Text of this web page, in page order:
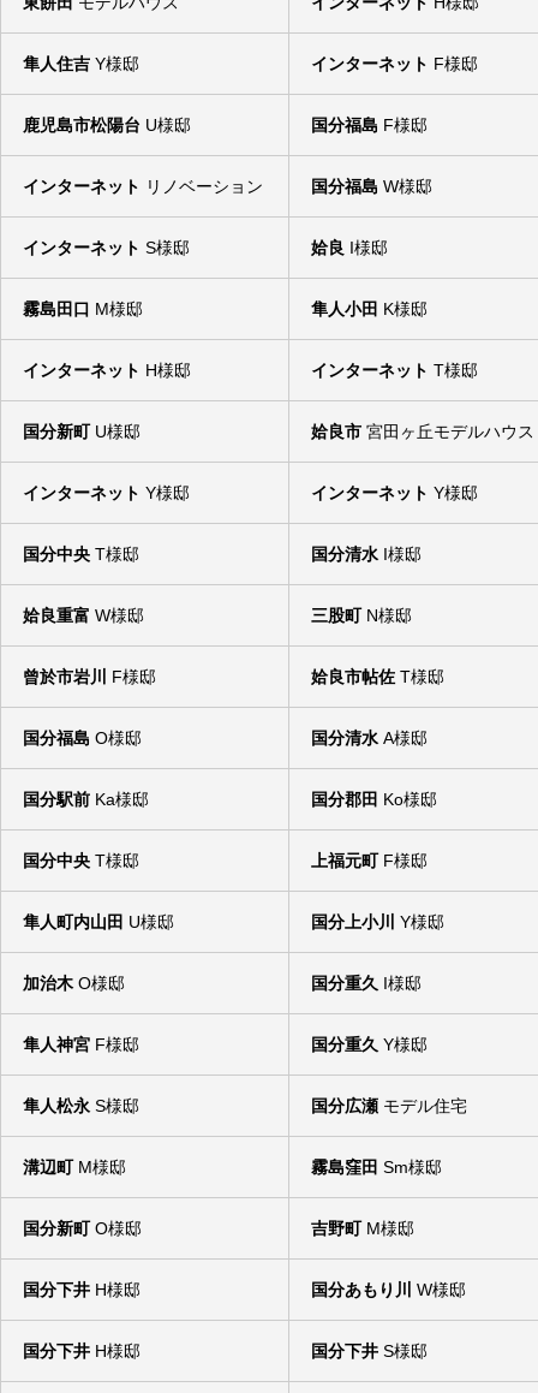
隼人住吉 Y様邸 インターネット F様邸
鹿児島市松陽台 U様邸 国分福島 F様邸
インターネット リノベーション 国分福島 W様邸
インターネット S様邸 姶良 I様邸
霧島田口 M様邸 隼人小田 K様邸
インターネット H様邸 インターネット T様邸
国分新町U様邸 姶良市 宮田ヶ丘モデルハウス
インターネット Y様邸 インターネット Y様邸
国分中央 T様邸 国分清水 I様邸
姶良重富 W様邸 三股町N様邸
曾於市岩川 F様邸 姶良市帖佐 T様邸
国分福島 O様邸 国分清水 A様邸
国分駅前 Ka様邸 国分郡田 Ko様邸
国分中央 T様邸 上福元町F様邸
隼人町内山田 U様邸 国分上小川 Y様邸
加治木 O様邸 国分重久 I様邸
隼人神宮 F様邸 国分重久 Y様邸
隼人松永 S様邸 国分広瀬 モデル住宅
溝辺町M様邸 霧島窪田 Sm様邸
国分新町O様邸 吉野町M様邸
国分下井 H様邸 国分あもり川 W様邸
国分下井 H様邸 国分下井 S様邸